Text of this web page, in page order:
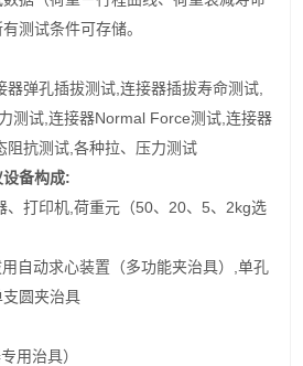
测试条件可存储。
器弹孔插拔测试 ,连接器插拔寿命测试
测试 ,连接器Normal Force测试 ,连接器
阻抗测试 ,各种拉、压力测试
设备构成:
、打印机 ,荷重元（50、20、5、2kg选
自动求心装置（多功能夹治具） ,单孔
圆夹治具
用治具）